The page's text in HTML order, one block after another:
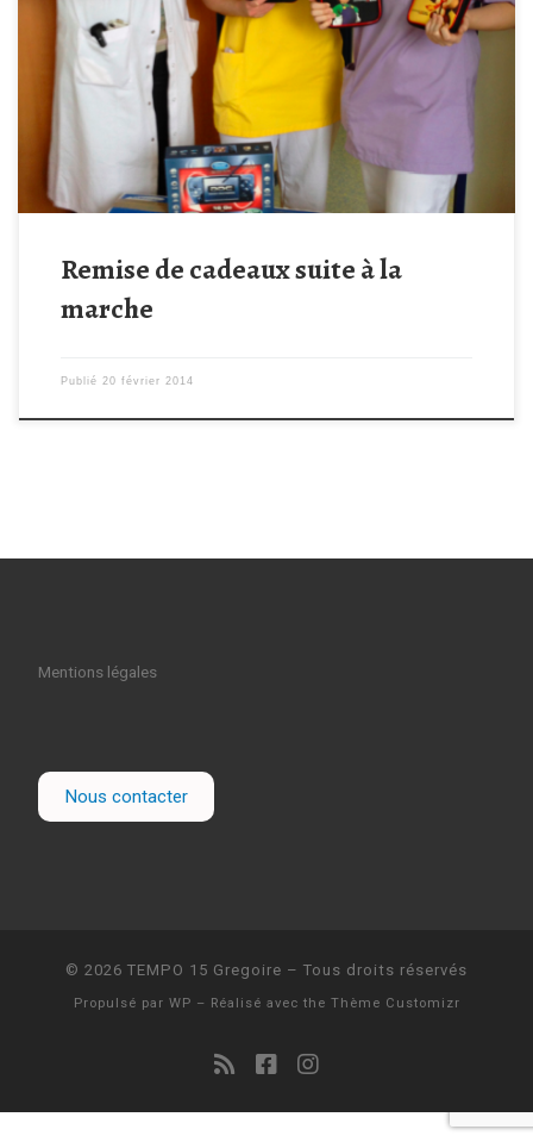
Suite à votre participation et à vos nombreux dons , nous avons
pu apporter le 20 février 2014 de nombreux cadeaux afin
d’équiper le service d’oncologie. Nous avons pu offrir 5 consoles
NINTENDO DS ainsi que 5 jeux, un écran TV 3D qui sera installé
dans la salle de jeu […]
Remise de cadeaux suite à la
marche
Publié 20 février 2014
Mentions légales
Nous contacter
© 2026 TEMPO 15 Gregoire – Tous droits réservés
Propulsé par WP – Réalisé avec the Thème Customizr